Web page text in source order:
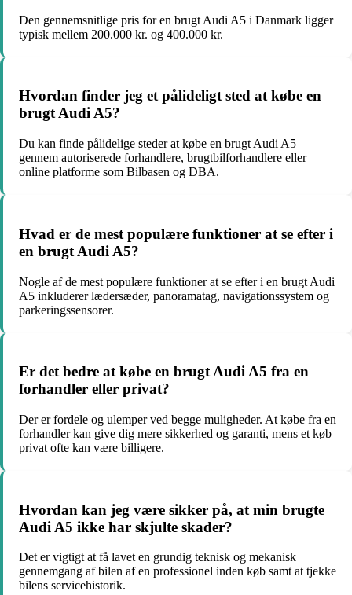
Den gennemsnitlige pris for en brugt Audi A5 i Danmark ligger
typisk mellem 200.000 kr. og 400.000 kr.
Hvordan finder jeg et pålideligt sted at købe en
brugt Audi A5?
Du kan finde pålidelige steder at købe en brugt Audi A5
gennem autoriserede forhandlere, brugtbilforhandlere eller
online platforme som Bilbasen og DBA.
Hvad er de mest populære funktioner at se efter i
en brugt Audi A5?
Nogle af de mest populære funktioner at se efter i en brugt Audi
A5 inkluderer lædersæder, panoramatag, navigationssystem og
parkeringssensorer.
Er det bedre at købe en brugt Audi A5 fra en
forhandler eller privat?
Der er fordele og ulemper ved begge muligheder. At købe fra en
forhandler kan give dig mere sikkerhed og garanti, mens et køb
privat ofte kan være billigere.
Hvordan kan jeg være sikker på, at min brugte
Audi A5 ikke har skjulte skader?
Det er vigtigt at få lavet en grundig teknisk og mekanisk
gennemgang af bilen af en professionel inden køb samt at tjekke
bilens servicehistorik.